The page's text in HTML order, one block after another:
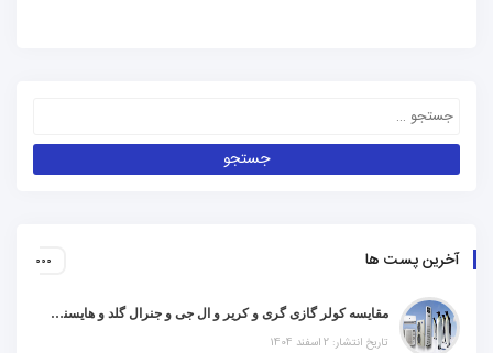
آخرین پست ها
مقایسه کولر گازی گری و کریر و ال جی و جنرال گلد و هایسنس و مدیا و اجنرال
تاریخ انتشار: 2 اسفند 1404